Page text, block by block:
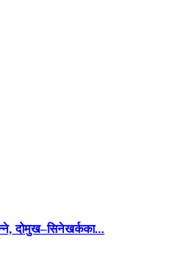
दोमुख–सिनेखर्कका...